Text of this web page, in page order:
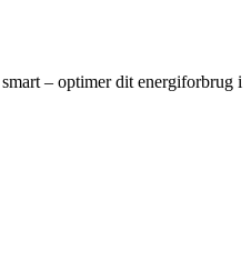
– optimer dit energiforbrug i